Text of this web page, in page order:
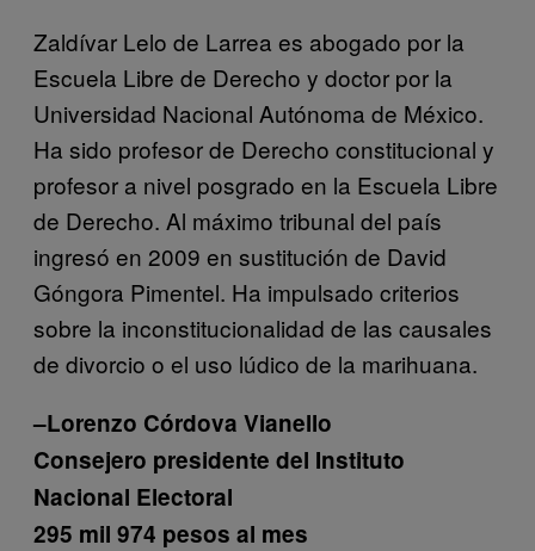
Zaldívar Lelo de Larrea es abogado por la
Escuela Libre de Derecho y doctor por la
Universidad Nacional Autónoma de México.
Ha sido profesor de Derecho constitucional y
profesor a nivel posgrado en la Escuela Libre
de Derecho. Al máximo tribunal del país
ingresó en 2009 en sustitución de David
Góngora Pimentel. Ha impulsado criterios
sobre la inconstitucionalidad de las causales
de divorcio o el uso lúdico de la marihuana.
–Lorenzo Córdova Vianello
Consejero presidente del Instituto
Nacional Electoral
295 mil 974 pesos al mes